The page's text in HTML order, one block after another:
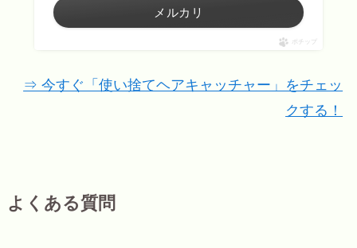
メルカリ
ポチップ
⇒ 今すぐ「使い捨てヘアキャッチャー」をチェッ
クする！
よくある質問